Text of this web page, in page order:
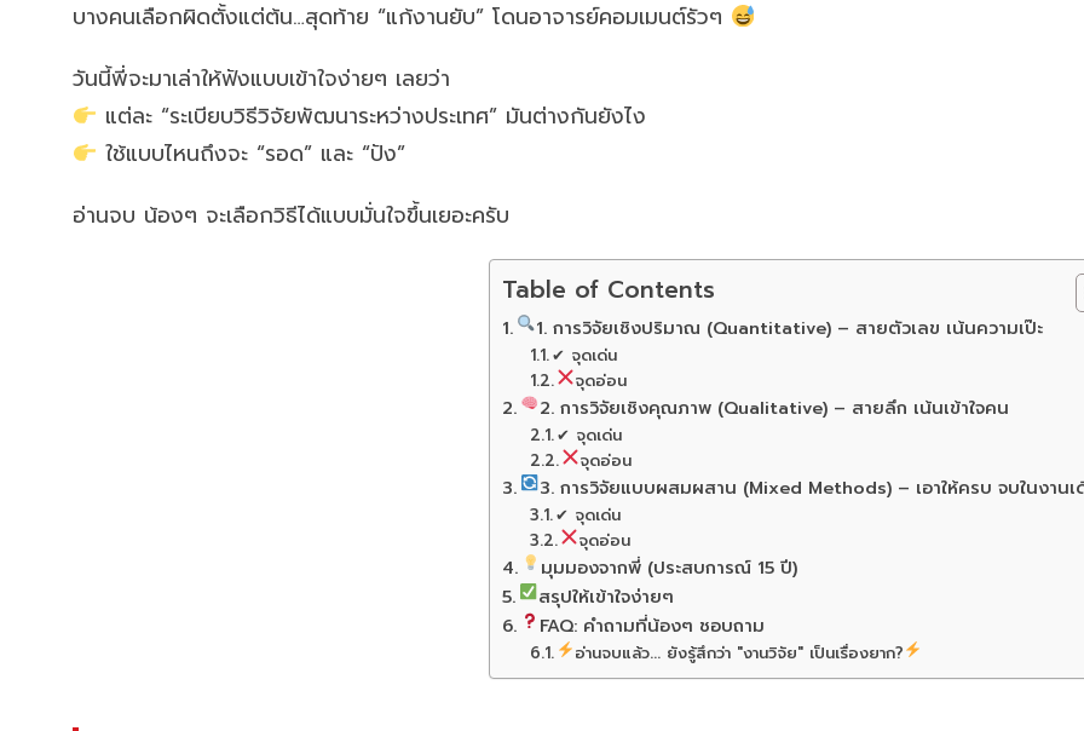
บางคนเลือกผิดตั้งแต่ต้น…สุดท้าย “แก้งานยับ” โดนอาจารย์คอมเมนต์รัวๆ
วันนี้พี่จะมาเล่าให้ฟังแบบเข้าใจง่ายๆ เลยว่า
แต่ละ “ระเบียบวิธีวิจัยพัฒนาระหว่างประเทศ” มันต่างกันยังไง
ใช้แบบไหนถึงจะ “รอด” และ “ปัง”
อ่านจบ น้องๆ จะเลือกวิธีได้แบบมั่นใจขึ้นเยอะครับ
Table of Contents
1. การวิจัยเชิงปริมาณ (Quantitative) – สายตัวเลข เน้นความเป๊ะ
✔ จุดเด่น
จุดอ่อน
2. การวิจัยเชิงคุณภาพ (Qualitative) – สายลึก เน้นเข้าใจคน
✔ จุดเด่น
จุดอ่อน
3. การวิจัยแบบผสมผสาน (Mixed Methods) – เอาให้ครบ จบในงานเ
✔ จุดเด่น
จุดอ่อน
มุมมองจากพี่ (ประสบการณ์ 15 ปี)
สรุปให้เข้าใจง่ายๆ
FAQ: คำถามที่น้องๆ ชอบถาม
อ่านจบแล้ว... ยังรู้สึกว่า "งานวิจัย" เป็นเรื่องยาก?